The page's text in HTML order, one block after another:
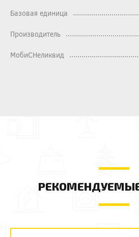
Базовая единица
Производитель
МобиСНеликвид